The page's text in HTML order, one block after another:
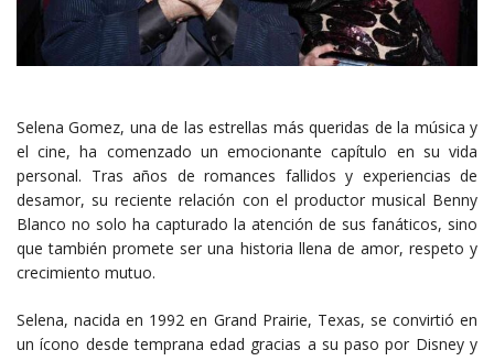
Selena Gomez, una de las estrellas más queridas de la música y
el cine, ha comenzado un emocionante capítulo en su vida
personal. Tras años de romances fallidos y experiencias de
desamor, su reciente relación con el productor musical Benny
Blanco no solo ha capturado la atención de sus fanáticos, sino
que también promete ser una historia llena de amor, respeto y
crecimiento mutuo.
Selena, nacida en 1992 en Grand Prairie, Texas, se convirtió en
un ícono desde temprana edad gracias a su paso por Disney y